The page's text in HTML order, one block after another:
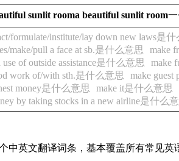
sunlit rooma beautiful sunlit room
formulate/institute/lay down new laws是
make/pull a face at sb.是什么意思
make
of outside assistance是什么意思
make
work of/with sth.是什么意思
make guest
money是什么意思
make it是什么意思
by taking stocks in a new airline是什么
中英文翻译词条，基本覆盖所有常见